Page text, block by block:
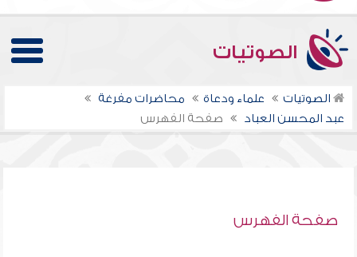
الصوتيات
الصوتيات علماء ودعاة
محاضرات مفرغة
عبد المحسن العباد
صفحة الفهرس
صفحة الفهرس